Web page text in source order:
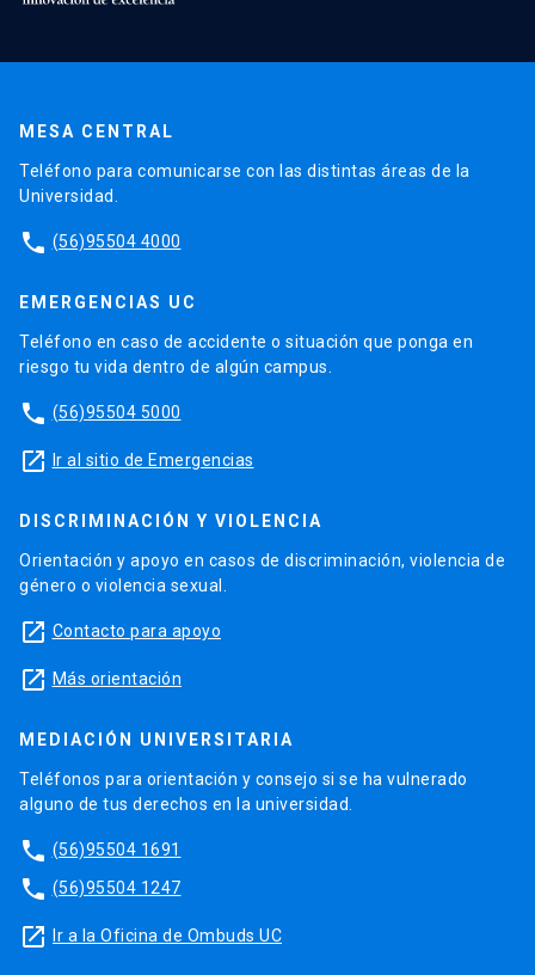
MESA CENTRAL
Teléfono para comunicarse con las distintas áreas de la
Universidad.
phone (56)95504 4000
EMERGENCIAS UC
Teléfono en caso de accidente o situación que ponga en
riesgo tu vida dentro de algún campus.
phone (56)95504 5000
launch Ir al sitio de Emergencias
DISCRIMINACIÓN Y VIOLENCIA
Orientación y apoyo en casos de discriminación, violencia de
género o violencia sexual.
launch Contacto para apoyo
launch Más orientación
MEDIACIÓN UNIVERSITARIA
Teléfonos para orientación y consejo si se ha vulnerado
alguno de tus derechos en la universidad.
phone (56)95504 1691
phone (56)95504 1247
launch Ir a la Oficina de Ombuds UC